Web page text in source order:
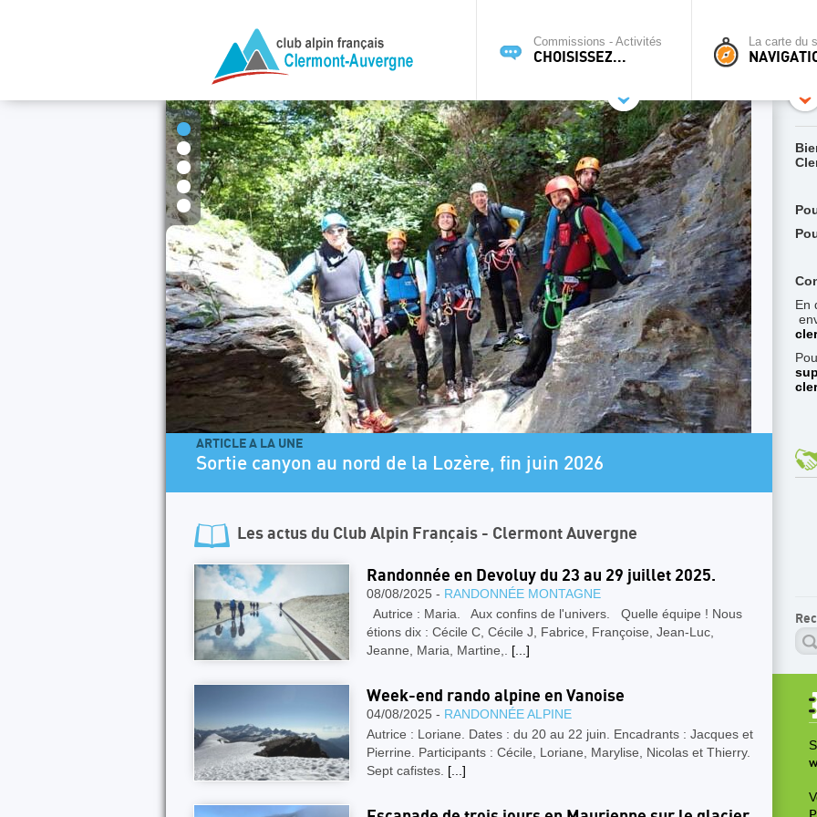
Commissions - Activités
CHOISISSEZ...
La carte du
ARTICLE A LA UNE
Sortie canyon au nord de la Lozère, fin juin 2026
Les actus du Club Alpin Français - Clermont Auvergne
Randonnée en Devoluy du 23 au 29 juillet 2025.
08/08/2025 - RANDONNÉE MONTAGNE
Autrice : Maria. Aux confins de l'univers. Quelle équipe ! Nous
étions dix : Cécile C, Cécile J, Fabrice, Françoise, Jean-Luc,
Jeanne, Maria, Martine,. [...]
Week-end rando alpine en Vanoise
04/08/2025 - RANDONNÉE ALPINE
Autrice : Loriane. Dates : du 20 au 22 juin. Encadrants : Jacques et
Pierrine. Participants : Cécile, Loriane, Marylise, Nicolas et Thierry.
Sept cafistes. [...]
En